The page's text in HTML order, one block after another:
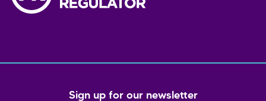
Sign up for our newsletter